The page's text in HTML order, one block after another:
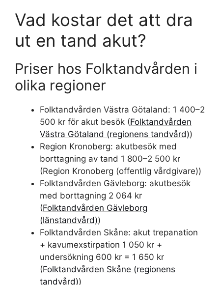
Vad kostar det att dra
ut en tand akut?
Priser hos Folktandvården i
olika regioner
Folktandvården Västra Götaland: 1 400–2
500 kr för akut besök (Folktandvården
Västra Götaland (regionens tandvård))
Region Kronoberg: akutbesök med
borttagning av tand 1 800–2 500 kr
(Region Kronoberg (offentlig vårdgivare))
Folktandvården Gävleborg: akutbesök
med borttagning 2 064 kr
(Folktandvården Gävleborg
(länstandvård))
Folktandvården Skåne: akut trepanation
+ kavumexstirpation 1 050 kr +
undersökning 600 kr = 1 650 kr
(Folktandvården Skåne (regionens
tandvård))